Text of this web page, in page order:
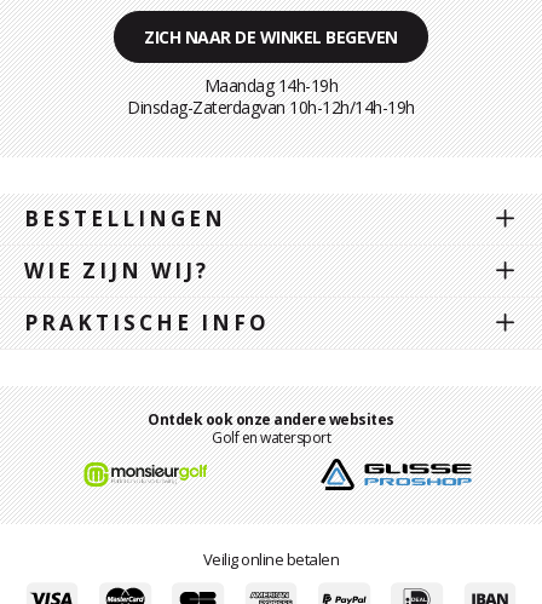
ZICH NAAR DE WINKEL BEGEVEN
Maandag 14h-19h
Dinsdag-Zaterdagvan 10h-12h/14h-19h
BESTELLINGEN
WIE ZIJN WIJ?
PRAKTISCHE INFO
Ontdek ook onze andere websites
Golf en watersport
Veilig online betalen